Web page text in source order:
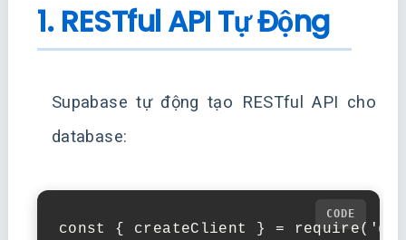
1. RESTful API Tự Động
Supabase tự động tạo RESTful API cho
database:
const { createClient } =